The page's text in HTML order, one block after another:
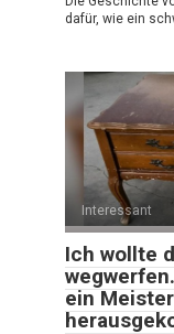
dafür, wie ein
Interessant
Ich wollte
ein